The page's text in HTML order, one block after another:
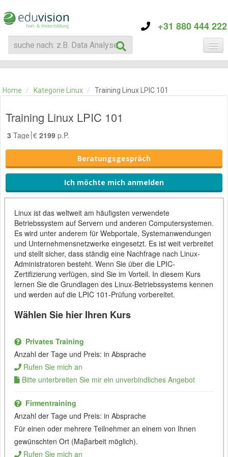
+31 880 444 222
KATEGORIE
ÜBER EDUVISION
Home / Kategorie Linux / Training Linux LPIC 101
Training Linux LPIC 101
3 Tage € 2199 p.P.
Beratungsgespräch
Ich möchte mich anmelden
Linuxist das weltweit am häufigsten verwendete
Betriebssystem auf Servern und anderen Computersystemen.
Es wird unter anderem fürWebportale, Systemanwendungen
und Unternehmensnetzwerke eingesetzt. Es ist weit verbreitet
und stellt sicher, dass ständig eine Nachfrage nach Linux-
Administratoren besteht. Wenn Sie über die LPIC-
Zertifizierung verfügen, sind Sie im Vorteil. In diesem Kurs
lernen Sie die Grundlagen des Linux-Betriebssystems kennen
und werden auf die LPIC 101-Prüfung vorbereitet.
Wählen Sie hier Ihren Kurs
Privates Training
Anzahl der Tage und Preis: in Absprache
Rufen Sie mich an
Bitte unterbreiten Sie mir ein unverbindliches Angebot
Firmentraining
Anzahl der Tage und Preis: in Absprache
Für einen oder mehrere Teilnehmer an einem von Ihnen
gewünschten Ort (Maβarbeit möglich).
Rufen Sie mich an